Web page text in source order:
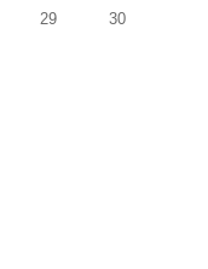
29
30